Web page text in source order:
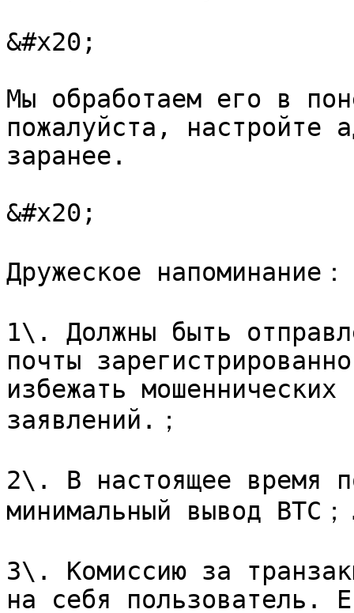
&#x20;
Мы обработаем его в
пожалуйста, настройте
заранее.
&#x20;
Дружеское напоминание：
1\. Должны быть
почты
избежать
заявлений.；
2\. В настоящее время
минимальный вывод BTC
3\. Комиссию за
на себя пользователь.